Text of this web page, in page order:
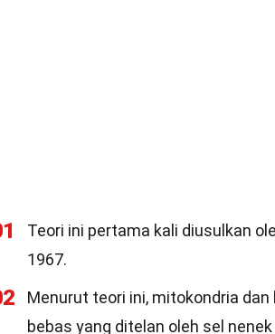
Teori ini pertama kali diusulkan
1967.
Menurut teori ini, mitokondria
bebas yang ditelan oleh sel